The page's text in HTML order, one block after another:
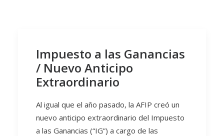
Impuesto a las Ganancias
/ Nuevo Anticipo
Extraordinario
Al igual que el año pasado, la AFIP creó un
nuevo anticipo extraordinario del Impuesto
a las Ganancias (“IG”) a cargo de las